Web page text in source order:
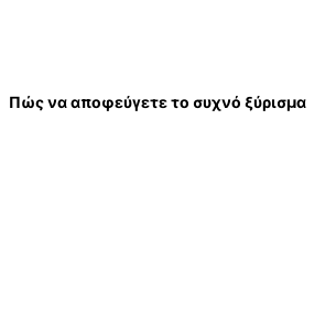
Πώς να αποφεύγετε το συχνό ξύρισμα